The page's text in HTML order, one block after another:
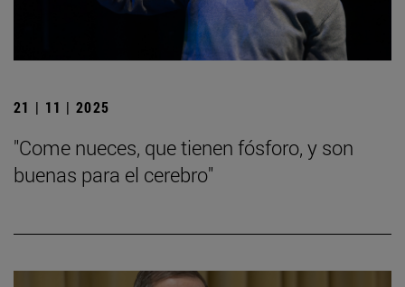
21 | 11 | 2025
"Come nueces, que tienen fósforo, y son
buenas para el cerebro"